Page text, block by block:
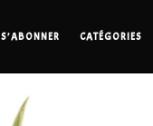
S’ABONNER CATÉGORIES